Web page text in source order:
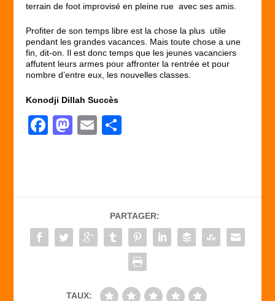
terrain de foot improvisé en pleine rue avec ses amis.
Profiter de son temps libre est la chose la plus utile
pendant les grandes vacances. Mais toute chose a une
fin, dit-on. Il est donc temps que les jeunes vacanciers
affutent leurs armes pour affronter la rentrée et pour
nombre d’entre eux, les nouvelles classes.
Konodji Dillah Succès
F
b
o
o
M
d
o
n
E
er
PARTAGER:
TAUX: